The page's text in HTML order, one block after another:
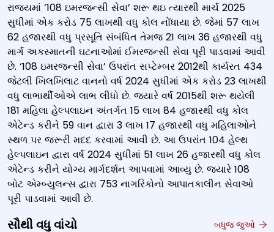
રાજ્યમાં ‘108 ઇમરજન્સી સેવા’ શરૂ થઇ ત્યારથી માર્ચ 2025
સુધીમાં એક કરોડ 75 લાખથી વધુ કોલ નોંધાયા છે. જેમાં 57 લાખ
62 હજારથી વધુ પ્રસૂતિ સંબંધિત તેમજ 21 લાખ 36 હજારથી વધુ
માર્ગ અકસ્માતની ઘટનાઓમાં ઈમરજન્સી સેવા પૂરી પાડવામાં આવી
છે. ‘108 ઇમરજન્સી સેવા’ ઉપરાંત સપ્ટેમ્બર 2012થી કાર્યરત 434
જેટલી ખિલખિલાટ વાનનો વર્ષ 2024 સુધીમાં એક કરોડ 23 લાખથી
વધુ લાભાર્થીઓએ લાભ લીધો છે. જ્યારે વર્ષ 2015થી શરૂ થયેલી
181 મહિલા હેલ્પલાઇન અંતર્ગત 15 લાખ 84 હજારથી વધુ કોલ
એટેન્ડ કરીને 59 વાન દ્વારા 3 લાખ 17 હજારથી વધુ મહિલાઓને
સ્થળ પર જરૂરી મદદ કરવામાં આવી છે. આ ઉપરાંત 104 હેલ્થ
હેલ્પલાઇન દ્વારા વર્ષ 2024 સુધીમાં 51 લાખ 26 હજારથી વધુ કોલ
એટેન્ડ કરીને યોગ્ય માર્ગદર્શન આપવામાં આવ્યુ છે. જ્યારે 108
બોટ એમ્બ્યુલન્સ દ્વારા 753 નાગરિકોનો આપાતકાલીન સેવાઓ
પૂરી પાડવામાં આવી છે.
સૌથી વધુ વાંચો બધુજ જુઓ